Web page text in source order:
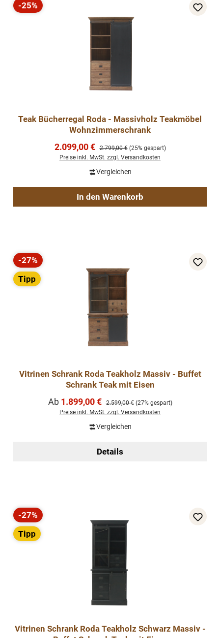
Rabatt
-25%
Teak Bücherregal Roda - Massivholz Teakmöbel
Wohnzimmerschrank
Verkaufspreis:
2.099,00 € Regulärer Preis:
2.799,00 € (25% gespart)
Preise inkl. MwSt. zzgl. Versandkosten
Vergleichen
In den Warenkorb
Rabatt
-27%
Tipp
Vitrinen Schrank Roda Teakholz Massiv - Buffet
Schrank Teak mit Eisen
Verkaufspreis:
Ab 1.899,00 € Regulärer Preis:
2.599,00 € (27% gespart)
Preise inkl. MwSt. zzgl. Versandkosten
Vergleichen
Details
Rabatt
-27%
Tipp
Vitrinen Schrank Roda Teakholz Schwarz Massiv -